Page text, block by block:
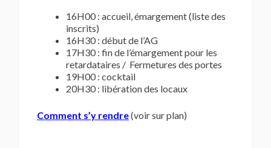
16H00 : accueil, émargement (liste des
inscrits)
16H30 : début de l’AG
17H30 : fin de l’émargement pour les
retardataires / Fermetures des portes
19H00 : cocktail
20H30 : libération des locaux
Comment s’y rendre(voir sur plan)